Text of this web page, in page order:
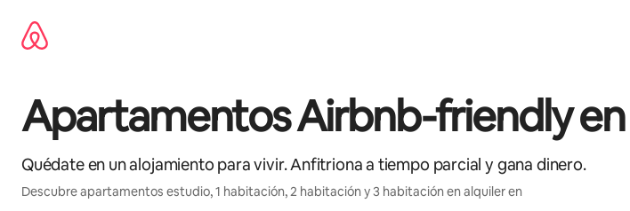
contenido
Apartamentos Airbnb-friendly en
Quédate en un alojamiento para vivir. Anfitriona a tiempo parcial y gana dinero.
Descubre apartamentos estudio, 1 habitación, 2 habitación y 3 habitación en alquiler en